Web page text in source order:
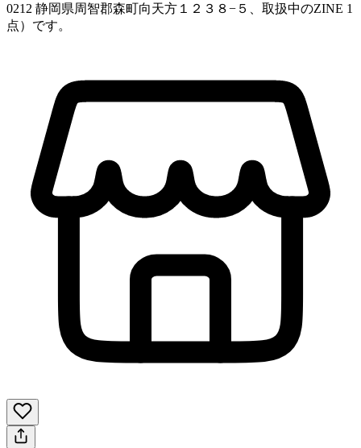
0212 静岡県周智郡森町向天方１２３８−５、取扱中のZINE 1
点）です。